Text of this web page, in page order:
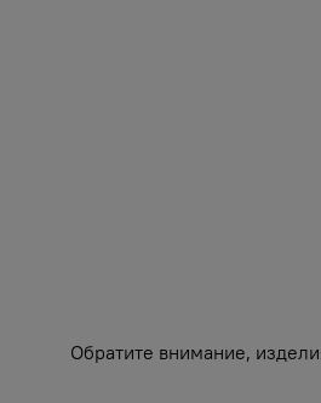
Обратите внимание,